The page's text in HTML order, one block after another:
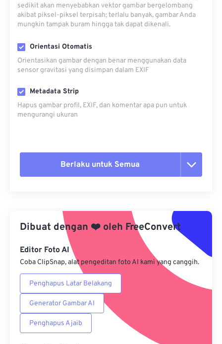
sedikit akan menyebabkan vektor gambar bergelombang
akibat piksel-piksel terpisah; terlalu banyak, gambar Anda
mungkin tampak buram hingga tak dapat dikenali.
Orientasi Otomatis
Orientasikan gambar dengan benar menggunakan data
sensor gravitasi yang disimpan dalam EXIF
Metadata Strip
Hapus gambar profil, EXIF, dan komentar apa pun untuk
mengurangi ukuran
Berlaku untuk Semua
Terapkan dari Preset
Simpan sebagai Preset
Dibuat dengan ❤️ oleh FreeConvert
Editor Foto AI
Coba ClipSnap, alat pengeditan foto AI kami yang canggih.
Penghapus Latar Belakang
Generator Gambar AI
Penghapus Ajaib